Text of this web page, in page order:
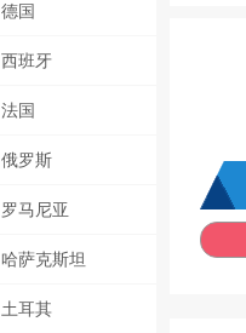
德国
西班牙
法国
俄罗斯
罗马尼亚
哈萨克斯坦
土耳其